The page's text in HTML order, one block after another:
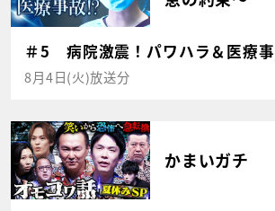
＃5 病院激震！パワハラ＆医療
8月4日(火)放送分
かまいガチ